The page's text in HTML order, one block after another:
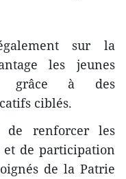
sur la
les jeunes
grâce à des
ciblés.
de renforcer les
et de participation
de la Patrie